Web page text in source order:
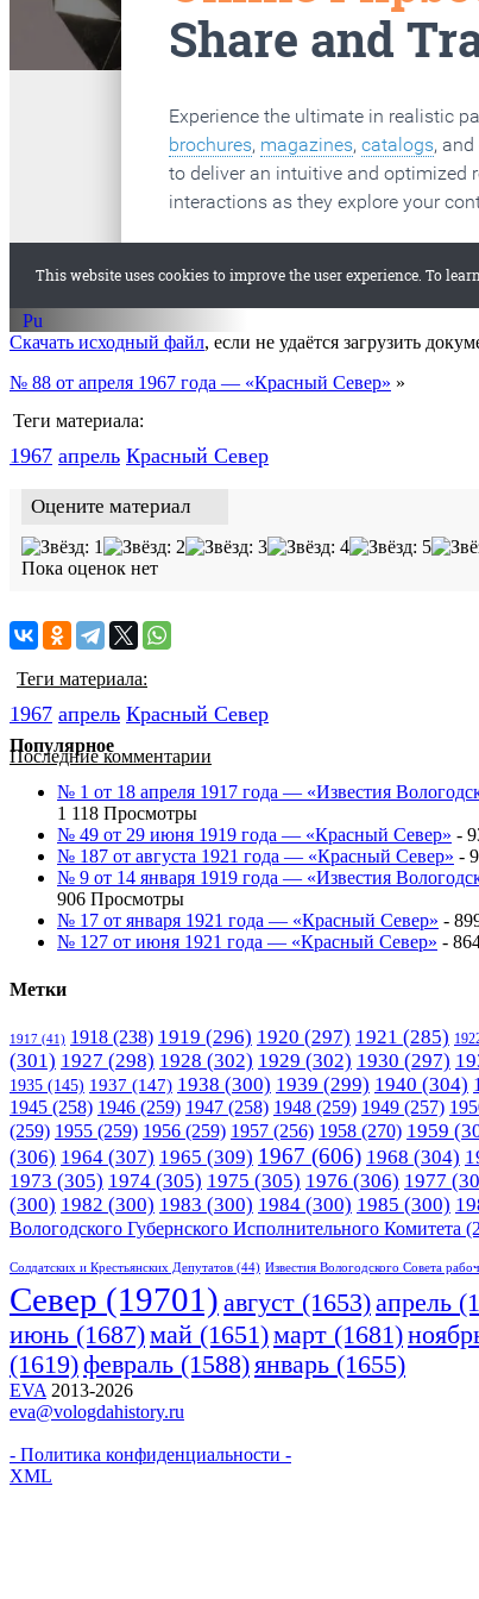
Вологда старые газеты
Скачать исходный файл, если не удаётся загрузить
№ 88 от апреля 1967 года — «Красный Север» »
Теги материала:
1967 апрель Красный Cевер
Оцените материал
Пока оценок нет
Теги материала:
1967 апрель Красный Cевер
Последние комментарии
Популярное
№ 1 от 18 апреля 1917 года — «Известия
1 118 Просмотры
№ 49 от 29 июня 1919 года — «Красный Север» -
№ 187 от августа 1921 года — «Красный Север» -
№ 9 от 14 января 1919 года — «Известия
906 Просмотры
№ 17 от января 1921 года — «Красный Север» -
№ 127 от июня 1921 года — «Красный Север» -
Метки
1917 (41) 1918 (238) 1919 (296) 1920 (297) 1921 (285)
(301) 1927 (298) 1928 (302) 1929 (302) 1930 (297)
1935 (145) 1937 (147) 1938 (300) 1939 (299) 1940 (304)
1945 (258) 1946 (259) 1947 (258) 1948 (259) 1949 (257)
(259) 1955 (259) 1956 (259) 1957 (256) 1958 (270) 1959
(306) 1964 (307) 1965 (309) 1967 (606) 1968 (304)
1973 (305) 1974 (305) 1975 (305) 1976 (306) 1977
(300) 1982 (300) 1983 (300) 1984 (300) 1985 (300)
Вологодского Губернского Исполнительного Комитета
Солдатских и Крестьянских Депутатов (44) Известия Вологодского Совета
Cевер (19701) август (1653)апрель
июнь (1687)май (1651)март (1681)
(1619)февраль (1588)январь (1655)
EVA 2013-2026
eva@vologdahistory.ru
- Политика конфиденциальности -
XML